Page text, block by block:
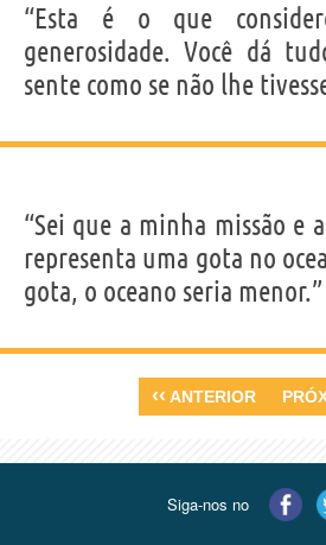
“Esta é o que
generosidade. Você dá
sente como se não lhe
“Sei que a minha missão e
representa uma gota no
gota, o oceano seria menor.”
‹‹ ANTERIOR
Siga-nos no